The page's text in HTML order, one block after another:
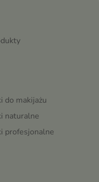
do makijażu
naturalne
profesjonalne